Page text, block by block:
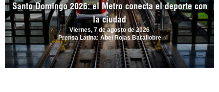
Santo Domingo 2026: el Metro conecta el deporte con
la ciudad
Viernes, 7 de agosto de 2026
Prensa Latina: Abel Rojas Barallobre